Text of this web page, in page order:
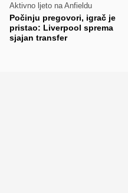
Aktivno ljeto na Anfieldu
Počinju pregovori, igrač je
pristao: Liverpool sprema
sjajan transfer